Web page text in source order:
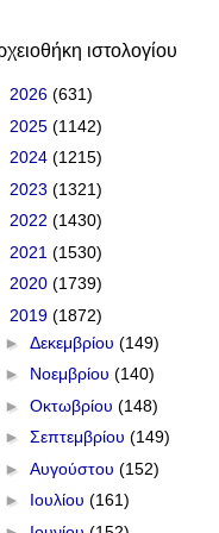
ιστολογίου
2026 (631)
2025 (1142)
2024 (1215)
2023 (1321)
2022 (1430)
2021 (1530)
2020 (1739)
2019 (1872)
► Δεκεμβρίου (149)
► Νοεμβρίου (140)
► Οκτωβρίου (148)
► Σεπτεμβρίου (149)
► Αυγούστου (152)
► Ιουλίου (161)